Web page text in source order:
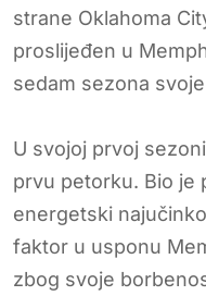
strane Oklahoma
proslijeđen u
sedam sezona
U svojoj prvoj
prvu petorku. Bio je
energetski
faktor u usponu
zbog svoje